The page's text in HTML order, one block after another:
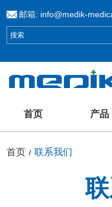
邮箱: info@medik-
首页 产品
首页 /联系我们